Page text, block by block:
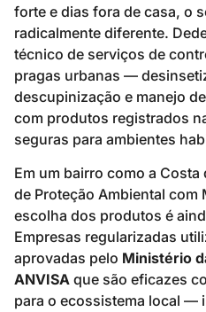
forte e dias fora de casa, o
radicalmente diferente.
técnico de serviços de
pragas urbanas —
descupinização e manejo
com produtos registrados
seguras para ambientes
Em um bairro como a
de Proteção Ambiental com
escolha dos produtos é
Empresas regularizadas
aprovadas pelo Ministério
ANVISA que são eficazes
para o ecossistema local —